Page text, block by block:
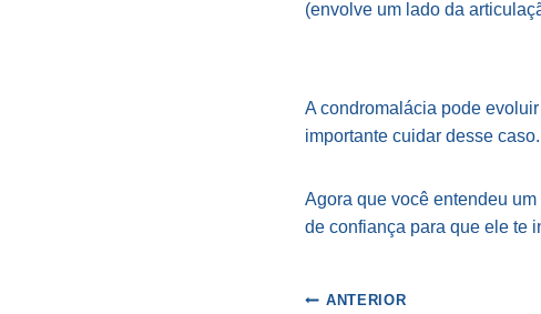
(envolve um lado da
A condromalácia pode
importante cuidar desse caso.
Agora que você entendeu
de confiança para que ele te
ANTERIOR